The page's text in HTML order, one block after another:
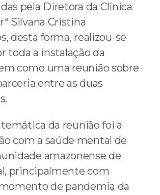
pela Diretora da Clínica
Silvana Cristina
desta forma, realizou-se
toda a instalação da
como uma reunião sobre
entre as duas
da reunião foi a
com a saúde mental de
amazonense de
principalmente com
de pandemia da